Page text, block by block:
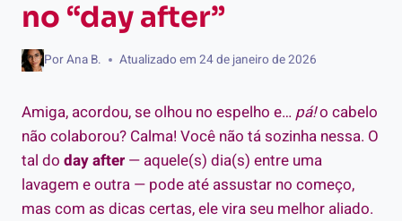
no “day after”
PorAna B. Atualizado em 24 de janeiro de 2026
Amiga, acordou, se olhou no espelho e… pá!o cabelo
não colaborou? Calma! Você não tá sozinha nessa. O
tal do day after — aquele(s) dia(s) entre uma
lavagem e outra — pode até assustar no começo,
mas com as dicas certas, ele vira seu melhor aliado.